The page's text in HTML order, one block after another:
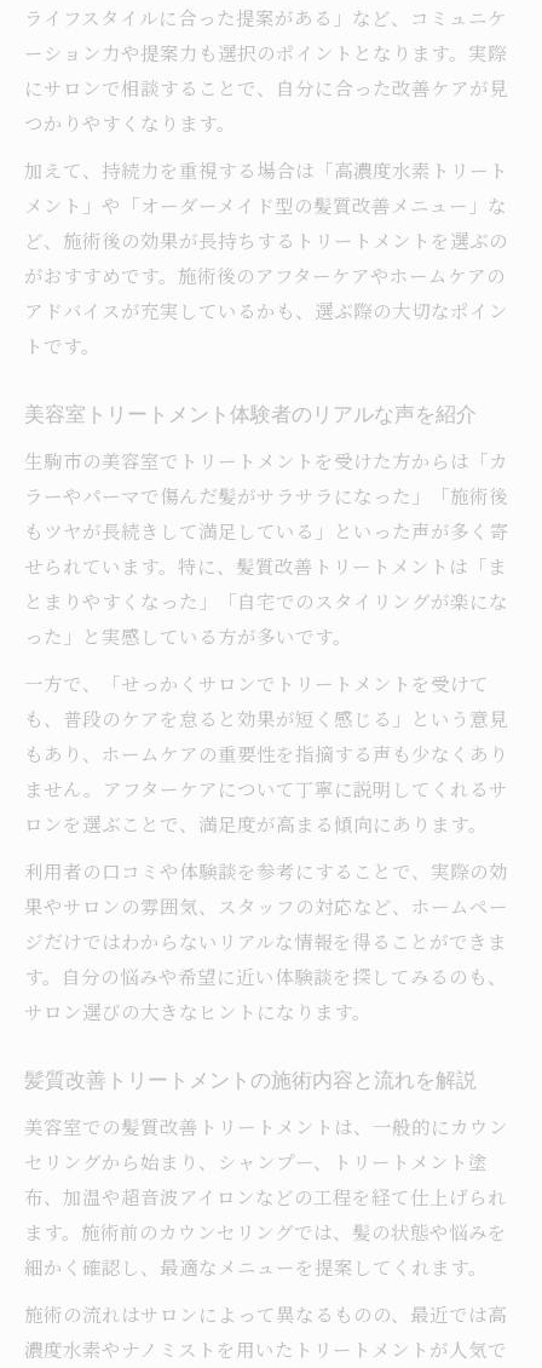
ライフスタイルに合った提案がある」など、コミュニケ
ーション力や提案力も選択のポイントとなります。実際
にサロンで相談することで、自分に合った改善ケアが見
つかりやすくなります。
加えて、持続力を重視する場合は「高濃度水素トリート
メント」や「オーダーメイド型の髪質改善メニュー」な
ど、施術後の効果が長持ちするトリートメントを選ぶの
がおすすめです。施術後のアフターケアやホームケアの
アドバイスが充実しているかも、選ぶ際の大切なポイン
トです。
美容室トリートメント体験者のリアルな声を紹介
生駒市の美容室でトリートメントを受けた方からは「カ
ラーやパーマで傷んだ髪がサラサラになった」「施術後
もツヤが長続きして満足している」といった声が多く寄
せられています。特に、髪質改善トリートメントは「ま
とまりやすくなった」「自宅でのスタイリングが楽にな
った」と実感している方が多いです。
一方で、「せっかくサロンでトリートメントを受けて
も、普段のケアを怠ると効果が短く感じる」という意見
もあり、ホームケアの重要性を指摘する声も少なくあり
ません。アフターケアについて丁寧に説明してくれるサ
ロンを選ぶことで、満足度が高まる傾向にあります。
利用者の口コミや体験談を参考にすることで、実際の効
果やサロンの雰囲気、スタッフの対応など、ホームペー
ジだけではわからないリアルな情報を得ることができま
す。自分の悩みや希望に近い体験談を探してみるのも、
サロン選びの大きなヒントになります。
髪質改善トリートメントの施術内容と流れを解説
美容室での髪質改善トリートメントは、一般的にカウン
セリングから始まり、シャンプー、トリートメント塗
布、加温や超音波アイロンなどの工程を経て仕上げられ
ます。施術前のカウンセリングでは、髪の状態や悩みを
細かく確認し、最適なメニューを提案してくれます。
施術の流れはサロンによって異なるものの、最近では高
濃度水素やナノミストを用いたトリートメントが人気で